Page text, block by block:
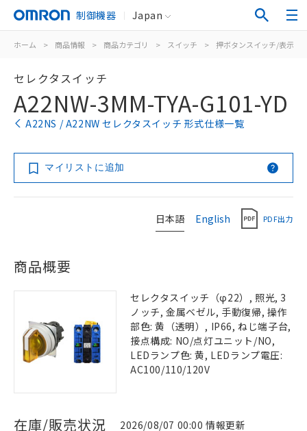
制御機器 Japan
ホーム > 商品情報 > 商品カテゴリ > スイッチ > 押ボタンスイッチ/表示灯
セレクタスイッチ
A22NW-3MM-TYA-G101-YD
A22NS / A22NW セレクタスイッチ 形式仕様一覧
マイリストに追加
日本語 English PDF出力
商品概要
セレクタスイッチ（φ22）, 照光, 3
ノッチ, 金属ベゼル, 手動復帰, 操作
部色: 黄（透明）, IP66, ねじ端子台,
接点構成: NO/点灯ユニット/NO,
LEDランプ色: 黄, LEDランプ電圧:
AC100/110/120V
在庫/販売状況
2026/08/07 00:00 情報更新